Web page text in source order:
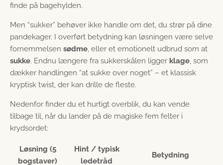
finde på bagehylden.
Men “sukker” behøver ikke handle om det, du strør på dine
pandekager. I overført betydning kan løsningen være selve
fornemmelsen sødme, eller et emotionelt udbrud som at
sukke. Endnu længere fra sukkerskålen ligger klage, som
dækker handlingen “at sukke over noget” – et klassisk
kryptisk twist, der kan drille de fleste.
Nedenfor finder du et hurtigt overblik, du kan vende
tilbage til, når du lander på de magiske fem felter i
krydsordet:
Løsning (5
bogstaver)
Hint / typisk
ledetråd
Betydning